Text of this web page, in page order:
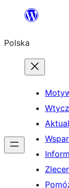
Przejdź
treści
Polska